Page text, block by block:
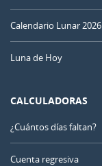
Calendario Lunar 2026
Luna de Hoy
CALCULADORAS
¿Cuántos días faltan?
Cuenta regresiva